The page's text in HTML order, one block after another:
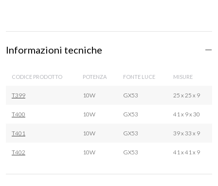
Informazioni tecniche
CODICE PRODOTTO POTENZA FONTE LUCE MISURE
T399 10W GX53 25 x 25 x 9
T400 10W GX53 41 x 9 x 30
T401 10W GX53 39 x 33 x 9
T402 10W GX53 41 x 41 x 9